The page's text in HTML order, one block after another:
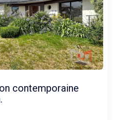
contemporaine